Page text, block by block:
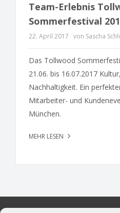
Team-Erlebnis
Sommerfestival
22. April 2017 von Sascha
Das Tollwood
21.06. bis 16.07.2017
Nachhaltigkeit. Ein
Mitarbeiter- und
München.
MEHR LESEN